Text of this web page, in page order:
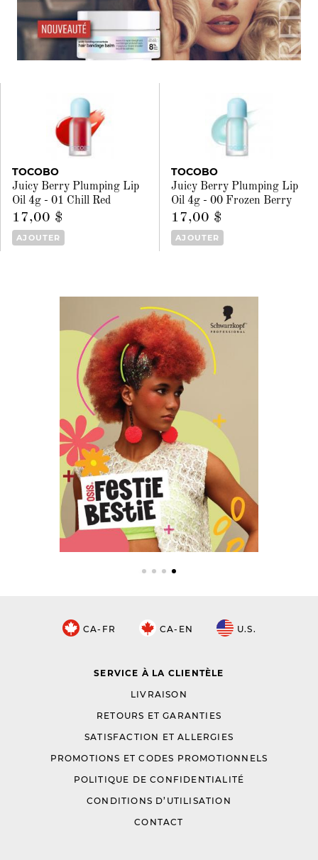
TOCOBO
Juicy Berry Plumping Lip
Oil 4g - 01 Chill Red
17,00 $
AJOUTER
TOCOBO
Juicy Berry Plumping Lip
Oil 4g - 00 Frozen Berry
17,00 $
AJOUTER
CA-FR CA-EN U.S.
SERVICE À LA CLIENTÈLE
LIVRAISON
RETOURS ET GARANTIES
SATISFACTION ET ALLERGIES
PROMOTIONS ET CODES PROMOTIONNELS
POLITIQUE DE CONFIDENTIALITÉ
CONDITIONS D’UTILISATION
CONTACT